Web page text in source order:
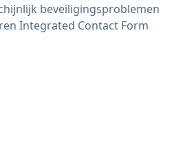
beveiligingsproblemen
Integrated Contact Form